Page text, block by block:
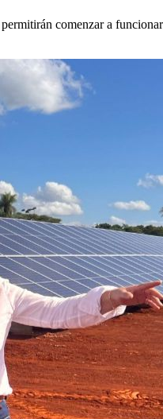
comenzar a